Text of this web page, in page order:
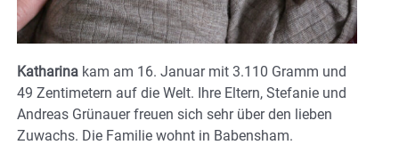
Katharina kam am 16. Januar mit 3.110 Gramm und
49 Zentimetern auf die Welt. Ihre Eltern, Stefanie und
Andreas Grünauer freuen sich sehr über den lieben
Zuwachs. Die Familie wohnt in Babensham.